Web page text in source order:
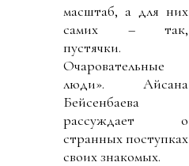
масштаб, а для них
самих – так,
пустячки.
Очаровательные
люди». Айсана
Бейсенбаева
рассуждает о
странных поступках
своих знакомых.